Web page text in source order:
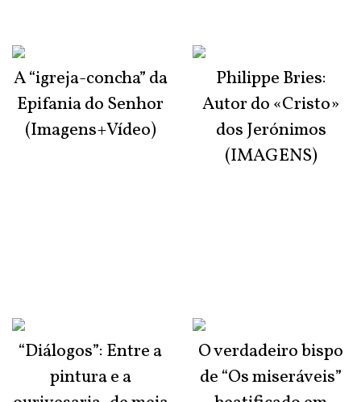
A “igreja-concha” da
Epifania do Senhor
(Imagens+Vídeo)
“Diálogos”: Entre a
pintura e a
Philippe Bries:
Autor do «Cristo»
dos Jerónimos
(IMAGENS)
O verdadeiro bispo
de “Os miseráveis”